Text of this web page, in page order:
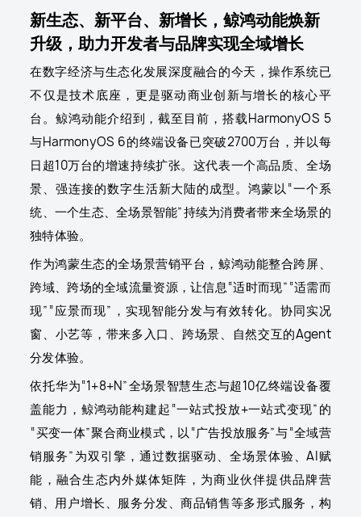
新生态、新平台、新增长，鲸鸿动能焕新
升级，助力开发者与品牌实现全域增长
在数字经济与生态化发展深度融合的今天，操作系统已
不仅是技术底座，更是驱动商业创新与增长的核心平
台。鲸鸿动能介绍到，截至目前，搭载HarmonyOS 5
与HarmonyOS 6的终端设备已突破2700万台，并以每
日超10万台的增速持续扩张。这代表一个高品质、全场
景、强连接的数字生活新大陆的成型。鸿蒙以“一个系
统、一个生态、全场景智能”持续为消费者带来全场景的
独特体验。
作为鸿蒙生态的全场景营销平台，鲸鸿动能整合跨屏、
跨域、跨场的全域流量资源，让信息“适时而现”“适需而
现”“应景而现”，实现智能分发与有效转化。协同实况
窗、小艺等，带来多入口、跨场景、自然交互的Agent
分发体验。
依托华为“1+8+N”全场景智慧生态与超10亿终端设备覆
盖能力，鲸鸿动能构建起“一站式投放+一站式变现”的
“买变一体”聚合商业模式，以“广告投放服务”与“全域营
销服务”为双引擎，通过数据驱动、全场景体验、AI赋
能，融合生态内外媒体矩阵，为商业伙伴提供品牌营
销、用户增长、服务分发、商品销售等多形式服务，构